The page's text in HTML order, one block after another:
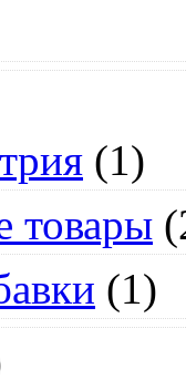
(1)
товары
(1)